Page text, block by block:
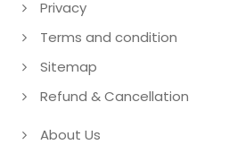
Privacy
Terms and condition
Sitemap
Refund & Cancellation
About Us